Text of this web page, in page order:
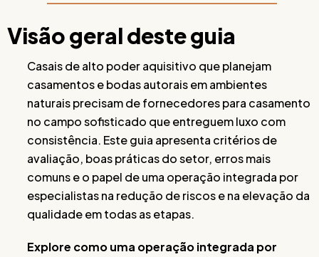
Visão geral deste guia
Casais de alto poder aquisitivo que planejam
casamentos e bodas autorais em ambientes
naturais precisam de fornecedores para casamento
no campo sofisticado que entreguem luxo com
consistência. Este guia apresenta critérios de
avaliação, boas práticas do setor, erros mais
comuns e o papel de uma operação integrada por
especialistas na redução de riscos e na elevação da
qualidade em todas as etapas.
Explore como uma operação integrada por